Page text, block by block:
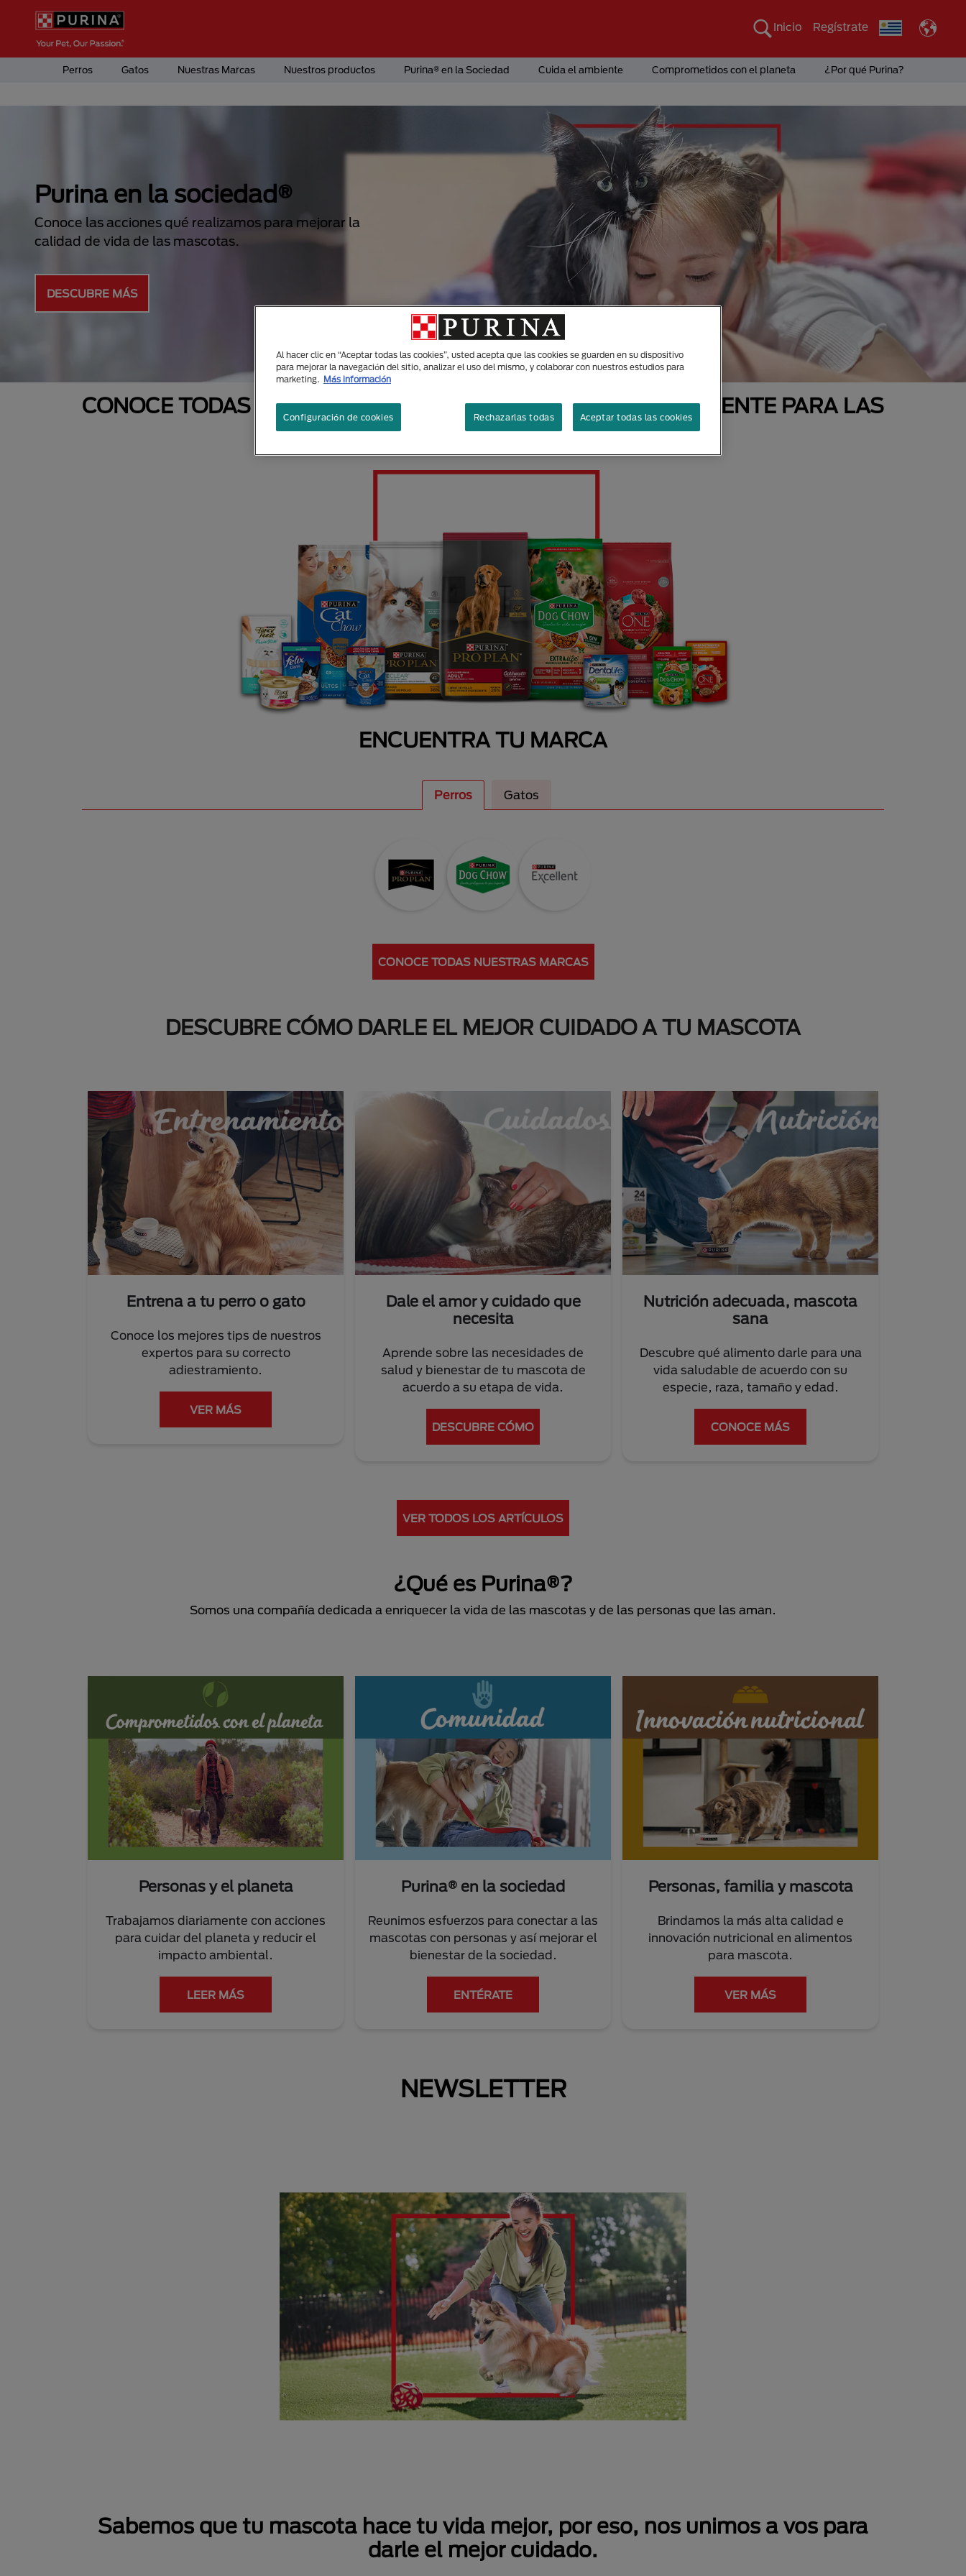
Pasar al contenido principal
Menú Secundario Purina
Inicio Regístrate
Menú Principal Purina
Perros Gatos Nuestras Marcas Nuestros productos Purina® en la Sociedad Cuida el ambiente Comprometidos con el planeta ¿Por qué Purina?
Purina en la sociedad®
Conoce las acciones qué realizamos para mejorar la
calidad de vida de las mascotas.
DESCUBRE MÁS
CONOCE TODAS NUESTRAS MARCAS DISEÑADAS ESPECIALMENTE PARA LAS
NECESIDADES DE TUS MASCOTAS
ENCUENTRA TU MARCA
Perros Gatos
CONOCE TODAS NUESTRAS MARCAS
DESCUBRE CÓMO DARLE EL MEJOR CUIDADO A TU MASCOTA
Entrena a tu perro o gato
Conoce los mejores tips de nuestros
expertos para su correcto
adiestramiento.
VER MÁS
Dale el amor y cuidado que
necesita
Aprende sobre las necesidades de
salud y bienestar de tu mascota de
acuerdo a su etapa de vida.
DESCUBRE CÓMO
Nutrición adecuada, mascota
sana
Descubre qué alimento darle para una
vida saludable de acuerdo con su
especie, raza, tamaño y edad.
CONOCE MÁS
VER TODOS LOS ARTÍCULOS
¿Qué es Purina®?
Somos una compañía dedicada a enriquecer la vida de las mascotas y de las personas que las aman.
Personas y el planeta
Trabajamos diariamente con acciones
para cuidar del planeta y reducir el
impacto ambiental.
LEER MÁS
Purina® en la sociedad
Reunimos esfuerzos para conectar a las
mascotas con personas y así mejorar el
bienestar de la sociedad.
ENTÉRATE
Personas, familia y mascota
Brindamos la más alta calidad e
innovación nutricional en alimentos
para mascota.
VER MÁS
NEWSLETTER
Sabemos que tu mascota hace tu vida mejor, por eso, nos unimos a vos para
darle el mejor cuidado.
Al hacer clic en “Aceptar todas las cookies”, usted acepta que las cookies se guarden en su dispositivo
para mejorar la navegación del sitio, analizar el uso del mismo, y colaborar con nuestros estudios para
marketing. Más información
Rechazarlas todas Aceptar todas las cookies
Configuración de cookies